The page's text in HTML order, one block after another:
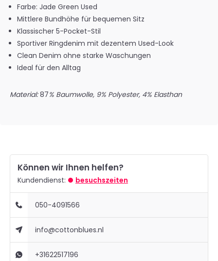
Farbe: Jade Green Used
Mittlere Bundhöhe für bequemen Sitz
Klassischer 5-Pocket-Stil
Sportiver Ringdenim mit dezentem Used-Look
Clean Denim ohne starke Waschungen
Ideal für den Alltag
Material:87% Baumwolle, 9% Polyester, 4% Elasthan
Können wir Ihnen helfen?
Kundendienst: besuchszeiten
050-4091566
info@cottonblues.nl
+31622517196